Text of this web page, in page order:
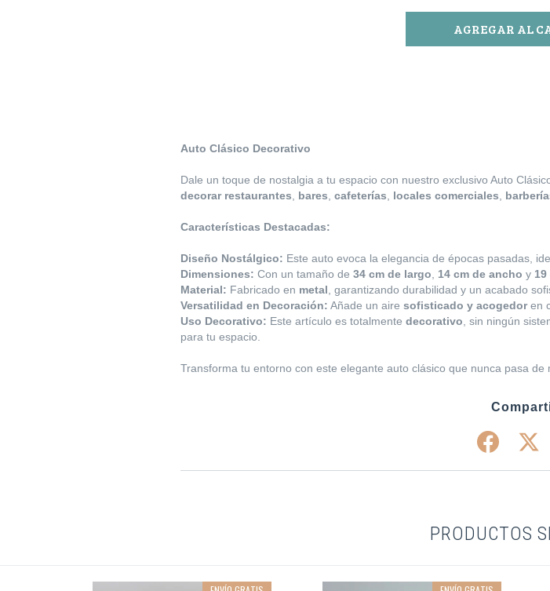
Auto Clásico Decorativo
Dale un toque de nostalgia a tu espacio con nuestro exclusivo Auto
decorar restaurantes
bares cafeterías locales comerciales
Características Destacadas:
Diseño Nostálgico: Este auto evoca la elegancia de épocas pasadas,
Dimensiones: Con un tamaño de 34 cm de largo 14 cm de ancho y
Material: Fabricado en metal , garantizando durabilidad y un acabado
Versatilidad en Decoración: Añade un aire sofisticado y acogedoren
Uso Decorativo: Este artículo es totalmente decorativo , sin ningún
para tu espacio.
Transforma tu entorno con este elegante auto clásico que nunca pasa de
PRODUCTOS